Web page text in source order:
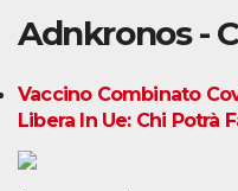
Adnkronos -
Vaccino Combinato
Libera In Ue: Chi Potrà